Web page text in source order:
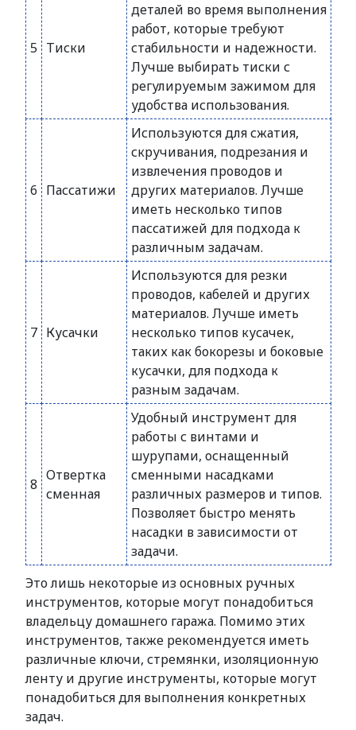
5 Тиски
деталей во время выполнения
работ, которые требуют
стабильности и надежности.
Лучше выбирать тиски с
регулируемым зажимом для
удобства использования.
6 Пассатижи
Используются для сжатия,
скручивания, подрезания и
извлечения проводов и
других материалов. Лучше
иметь несколько типов
пассатижей для подхода к
различным задачам.
7 Кусачки
Используются для резки
проводов, кабелей и других
материалов. Лучше иметь
несколько типов кусачек,
таких как бокорезы и боковые
кусачки, для подхода к
разным задачам.
8
Отвертка
сменная
Удобный инструмент для
работы с винтами и
шурупами, оснащенный
сменными насадками
различных размеров и типов.
Позволяет быстро менять
насадки в зависимости от
задачи.
Это лишь некоторые из основных ручных
инструментов, которые могут понадобиться
владельцу домашнего гаража. Помимо этих
инструментов, также рекомендуется иметь
различные ключи, стремянки, изоляционную
ленту и другие инструменты, которые могут
понадобиться для выполнения конкретных
задач.